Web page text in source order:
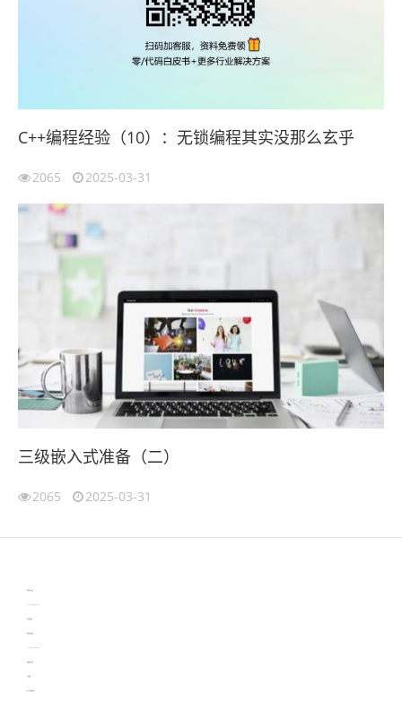
C++编程经验（10）：无锁编程其实没那么玄乎
2065 2025-03-31
三级嵌入式准备（二）
2065 2025-03-31